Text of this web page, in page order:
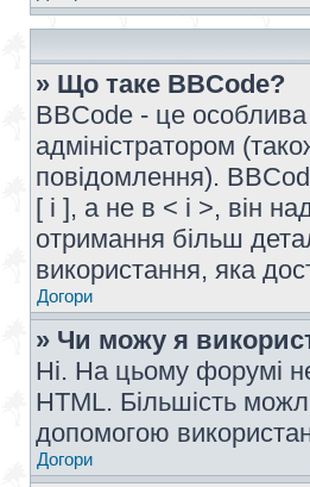
» Що таке BBCode?
BBCode - це особлива
адміністратором
повідомлення).
[ і ], а не в < і >, він
отримання більш
використання, яка
Догори
» Чи можу я
Ні. На цьому форумі
HTML. Більшість
допомогою
Догори